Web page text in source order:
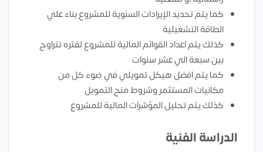
كما يتم تحديد الإيرادات السنوية للمشروع بناء علي
الطاقة التشغيلية
كذلك يتم اعداد القوائم المالية للمشروع لفتره تتراوح
بين سبعة الي عشر سنوات
كما يتم افضل هيكل تمويلي في ضوء كل من
مكانيات المستثمر وشروط منح التمويل
كذلك يتم تحليل المؤشرات المالية للمشروع
الدراسة الفنية